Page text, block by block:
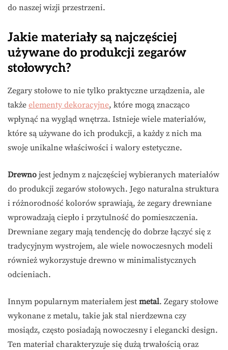
do naszej wizji przestrzeni.
Jakie materiały są najczęściej
używane do produkcji zegarów
stołowych?
Zegary stołowe to nie tylko praktyczne urządzenia, ale
także elementy dekoracyjne, które mogą znacząco
wpłynąć na wygląd wnętrza. Istnieje wiele materiałów,
które są używane do ich produkcji, a każdy z nich ma
swoje unikalne właściwości i walory estetyczne.
Drewno jest jednym z najczęściej wybieranych materiałów
do produkcji zegarów stołowych. Jego naturalna struktura
i różnorodność kolorów sprawiają, że zegary drewniane
wprowadzają ciepło i przytulność do pomieszczenia.
Drewniane zegary mają tendencję do dobrze łączyć się z
tradycyjnym wystrojem, ale wiele nowoczesnych modeli
również wykorzystuje drewno w minimalistycznych
odcieniach.
Innym popularnym materiałem jest metal. Zegary stołowe
wykonane z metalu, takie jak stal nierdzewna czy
mosiądz, często posiadają nowoczesny i elegancki design.
Ten materiał charakteryzuje się dużą trwałością oraz